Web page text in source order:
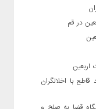
قاطع با اخلالگران